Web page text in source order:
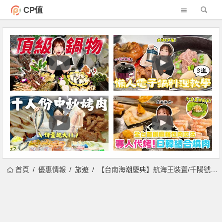
CP值
首頁 優惠情報 旅遊 【台南海潮慶典】航海王裝置/千陽號氣球/安平港活動/燈光秀/交通整理